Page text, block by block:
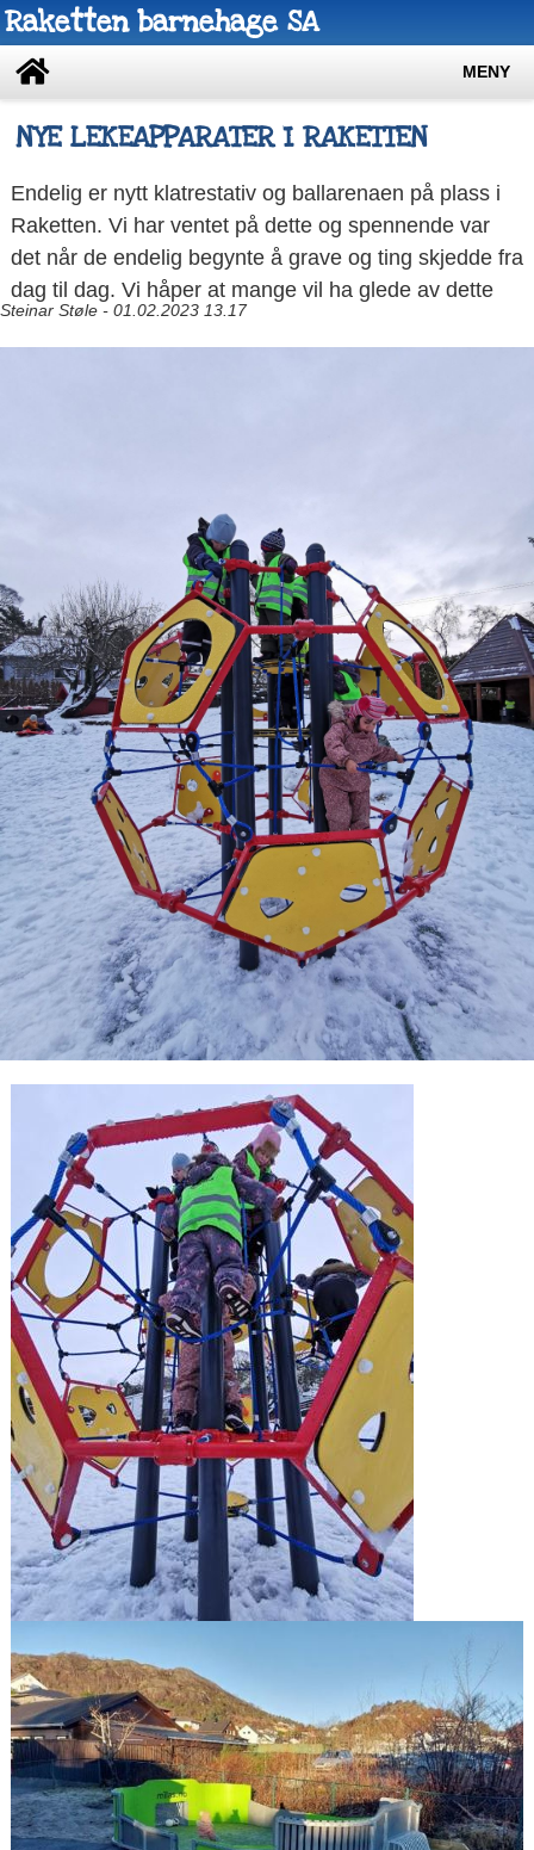
Raketten barnehage SA
MENY
NYE LEKEAPPARATER I RAKETTEN
Endelig er nytt klatrestativ og ballarenaen på plass i
Raketten. Vi har ventet på dette og spennende var
det når de endelig begynte å grave og ting skjedde fra
dag til dag. Vi håper at mange vil ha glede av dette
Steinar Støle - 01.02.2023 13.17